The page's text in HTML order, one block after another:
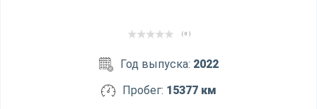
( 0 )
Год выпуска: 2022
Пробег: 15377 км